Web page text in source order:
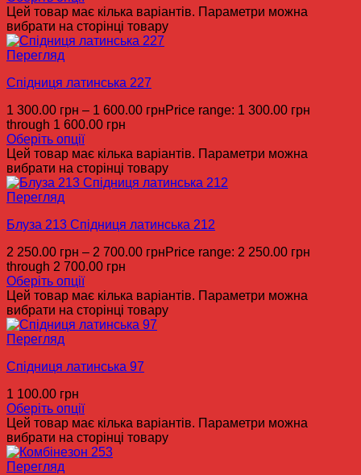
Цей товар має кілька варіантів. Параметри можна
вибрати на сторінці товару
Перегляд
Спідниця латинська 227
1 300.00 грн – 1 600.00 грнPrice range: 1 300.00 грн
through 1 600.00 грн
Оберіть опції
Цей товар має кілька варіантів. Параметри можна
вибрати на сторінці товару
Перегляд
Блуза 213 Спідниця латинська 212
2 250.00 грн – 2 700.00 грнPrice range: 2 250.00 грн
through 2 700.00 грн
Оберіть опції
Цей товар має кілька варіантів. Параметри можна
вибрати на сторінці товару
Перегляд
Спідниця латинська 97
1 100.00 грн
Оберіть опції
Цей товар має кілька варіантів. Параметри можна
вибрати на сторінці товару
Перегляд